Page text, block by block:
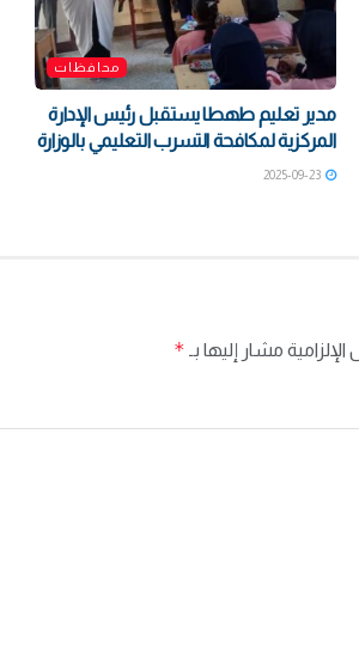
محافظات
مدير تعليم طهطا يستقبل رئيس الإدارة
المركزية لمكافحة التسرب التعليمي بالوزارة
2025-09-23
الإلزامية مشار إليها بـ *